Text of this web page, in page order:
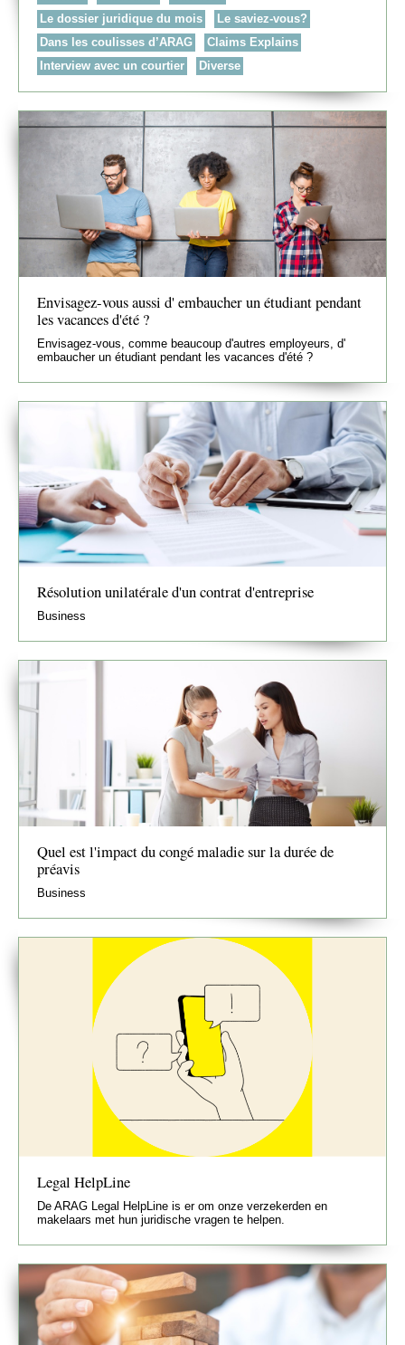
Le dossier juridique du mois
Le saviez-vous?
Dans les coulisses d’ARAG
Claims Explains
Interview avec un courtier
Diverse
Envisagez-vous aussi d' embaucher un étudiant pendant
les vacances d'été ?
Envisagez-vous, comme beaucoup d'autres employeurs, d'
embaucher un étudiant pendant les vacances d'été ?
Résolution unilatérale d'un contrat d'entreprise
Business
Quel est l'impact du congé maladie sur la durée de
préavis
Business
Legal HelpLine
De ARAG Legal HelpLine is er om onze verzekerden en
makelaars met hun juridische vragen te helpen.